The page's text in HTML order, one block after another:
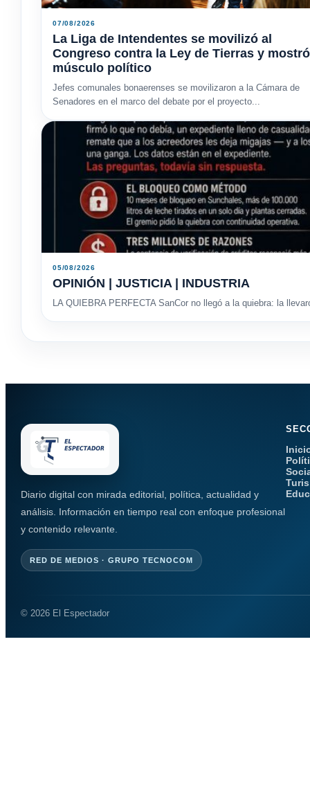
07/08/2026
La Liga de Intendentes se movilizó al
Congreso contra la Ley de Tierras y mostró
músculo político
Jefes comunales bonaerenses se movilizaron a la Cámara de
Senadores en el marco del debate por el proyecto...
05/08/2026
OPINIÓN | JUSTICIA | INDUSTRIA
LA QUIEBRA PERFECTA SanCor no llegó a la quiebra: la
Diario digital con mirada editorial, política, actualidad y
análisis. Información en tiempo real con enfoque profesional
y contenido relevante.
RED DE MEDIOS · GRUPO TECNOCOM
© 2026 El Espectador